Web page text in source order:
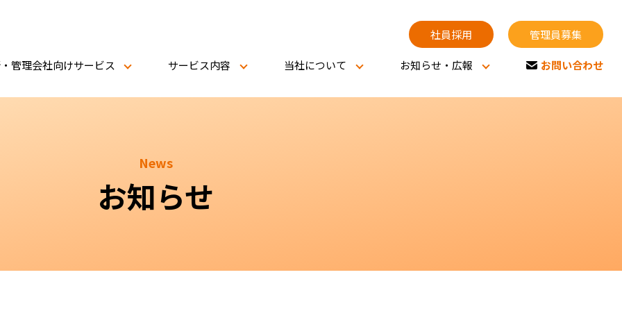
社員採用 管理員募集
管理会社向けサービス サービス内容 当社について お知らせ・広報 お問い合わせ
News
お知らせ